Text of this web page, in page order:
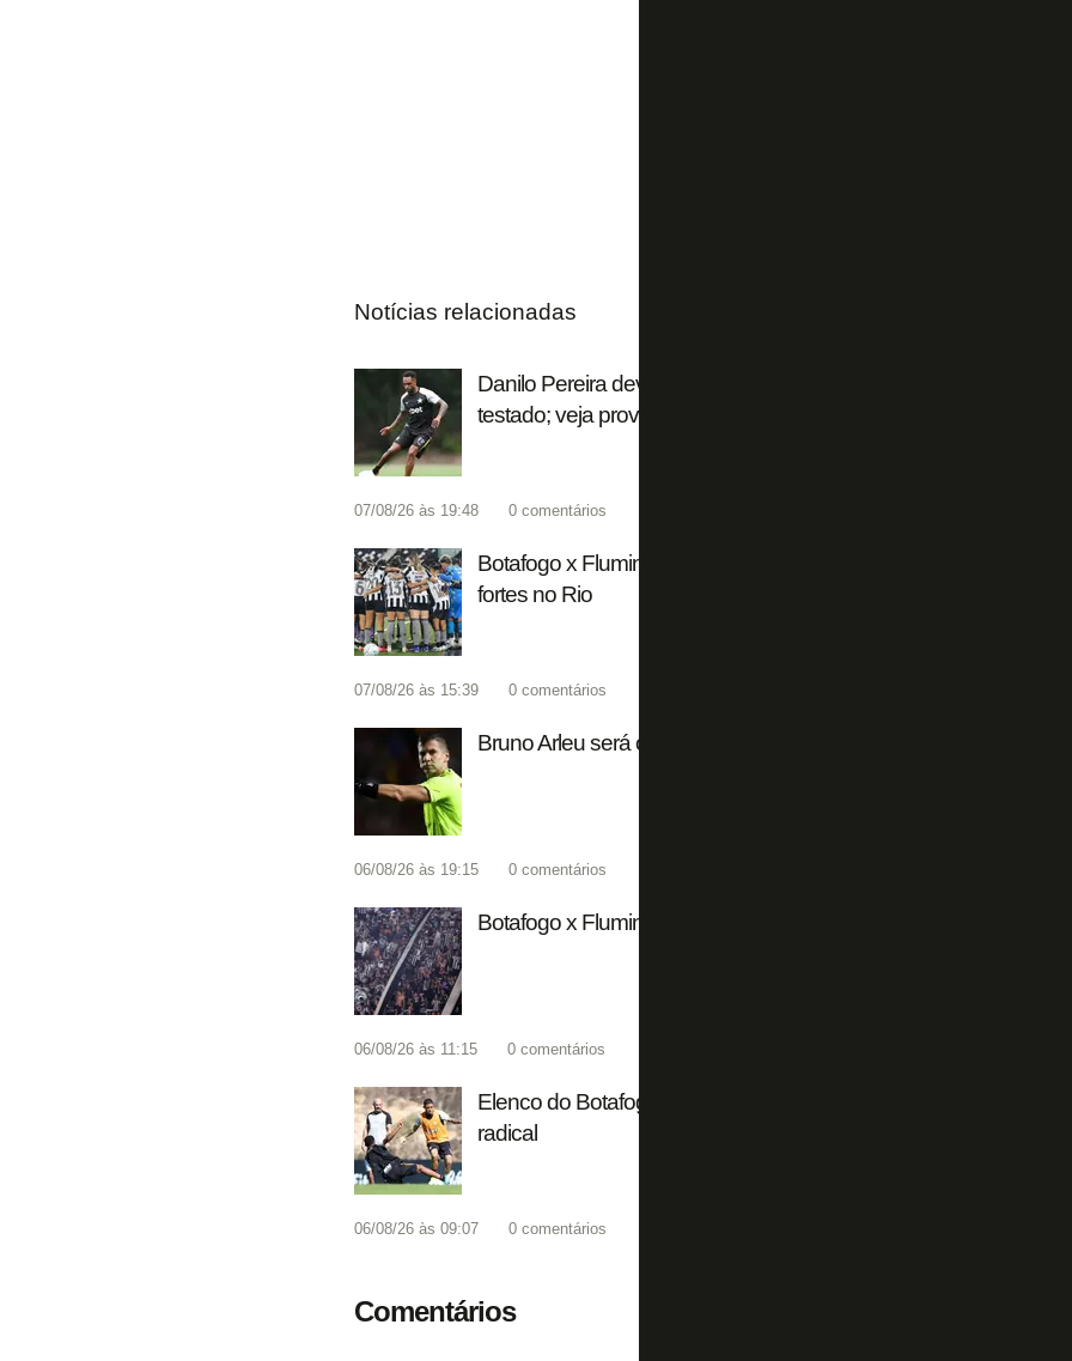
Notícias relacionadas
Danilo Pereira deve estrear pelo Botafogo contra o Fluminense,
testado; veja provável escalação
07/08/26 às 19:48 0 comentários
Botafogo x Fluminense, pelo Brasileiro Feminino, é adiado
fortes no Rio
07/08/26 às 15:39 0 comentários
Bruno Arleu será o árbitro de Botafogo x Fluminense pelo
06/08/26 às 19:15 0 comentários
Botafogo x Fluminense chega a 15 mil ingressos vendidos de
06/08/26 às 11:15 0 comentários
Elenco do Botafogo mostra para Franclim Carvalho que é
radical
06/08/26 às 09:07 0 comentários
Comentários